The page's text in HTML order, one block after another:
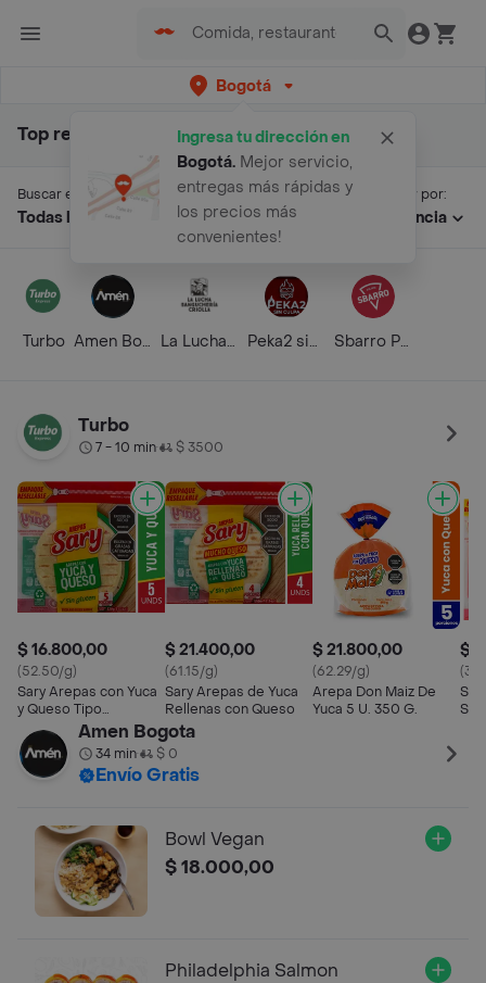
Bogotá
Ingresa tu dirección en
Bogotá. Mejor servicio,
entregas más rápidas y
los precios más
convenientes!
Top resultados para "arepas la cajonera"
Buscar en:
Todas las secciones
Ordenar por:
Relevancia
Turbo Amen Bogota La Lucha Sagucheria 85 Peka2 sin Culpa Avenida Calle 63 14-30 Sbarro Paseo de la 15
Turbo
7 - 10 min• $ 3500
$ 16.800,00
(52.50/g)
Sary Arepas con Yuca
y Queso Tipo
Pandebono
$ 21.400,00
(61.15/g)
Sary Arepas de Yuca
Rellenas con Queso
$ 21.800,00
(62.29/g)
Arepa Don Maiz De
Yuca 5 U. 350 G.
$
Amen Bogota
34 min• $ 0
Envío Gratis
Bowl Vegan
$ 18.000,00
Philadelphia Salmon